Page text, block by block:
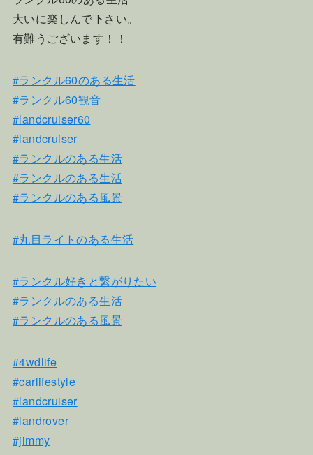
大いに楽しんで下さい。
有難うございます！！
#ランクル60のある生活
#ランクル60観音
#landcruiser60
#landcruiser
#ランクルのある生活
#ランクルのある生活
#ランクルのある風景
#丸目ライトのある生活
#ランクル好きと繋がりたい
#ランクルのある生活
#ランクルのある風景
#4wdlife
#carlifestyle
#landcruiser
#landrover
#jimmy